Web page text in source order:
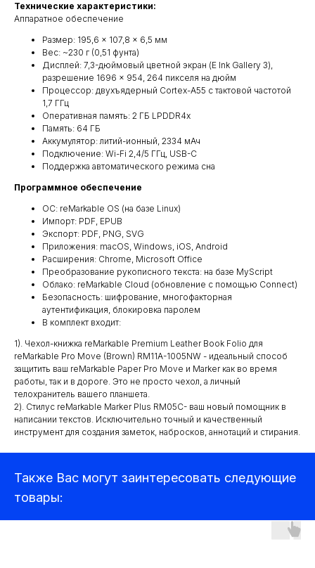
Технические характеристики:
Аппаратное обеспечение
Размер: 195,6 × 107,8 × 6,5 мм
Вес: ~230 г (0,51 фунта)
Дисплей: 7,3-дюймовый цветной экран (E Ink Gallery 3),
разрешение 1696 × 954, 264 пикселя на дюйм
Процессор: двухъядерный Cortex-A55 с тактовой частотой
1,7 ГГц
Оперативная память: 2 ГБ LPDDR4x
Память: 64 ГБ
Аккумулятор: литий-ионный, 2334 мАч
Подключение: Wi-Fi 2,4/5 ГГц, USB-C
Поддержка автоматического режима сна
Программное обеспечение
ОС: reMarkable OS (на базе Linux)
Импорт: PDF, EPUB
Экспорт: PDF, PNG, SVG
Приложения: macOS, Windows, iOS, Android
Расширения: Chrome, Microsoft Office
Преобразование рукописного текста: на базе MyScript
Облако: reMarkable Cloud (обновление с помощью Connect)
Безопасность: шифрование, многофакторная
аутентификация, блокировка паролем
В комплект входит:
1). Чехол-книжка reMarkable Premium Leather Book Folio для
reMarkable Pro Move (Brown) RM11A-1005NW - идеальный способ
защитить ваш reMarkable Paper Pro Move и Marker как во время
работы, так и в дороге. Это не просто чехол, а личный
телохранитель вашего планшета.
2). Стилус reMarkable Marker Plus RM05C- ваш новый помощник в
написании текстов. Исключительно точный и качественный
инструмент для создания заметок, набросков, аннотаций и стирания.
Также Вас могут заинтересовать следующие
товары:
Квадрокоптеры
Аксессуары для квадрокоптеров
Детекторы и подавители БПЛА
Прицелы
Компьютеры и ноутбуки
Аудиотехника